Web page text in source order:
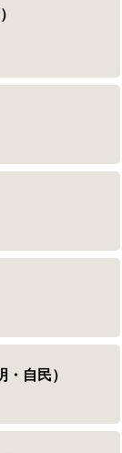
自民）